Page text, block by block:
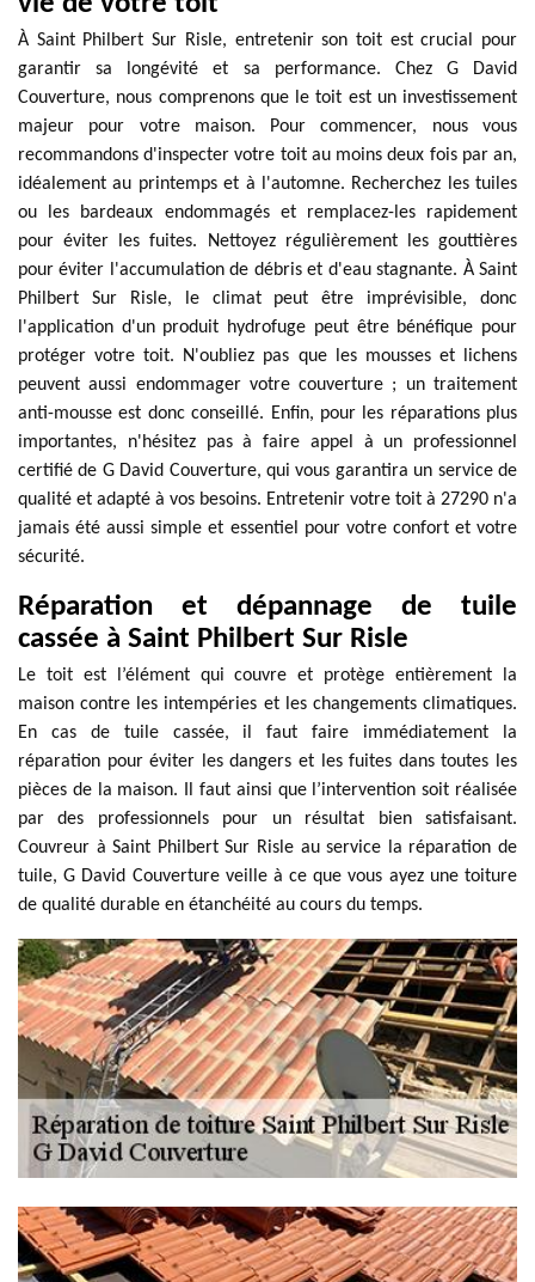
À Saint Philbert Sur Risle, entretenir son toit est crucial pour
garantir sa longévité et sa performance. Chez G David
Couverture, nous comprenons que le toit est un investissement
majeur pour votre maison. Pour commencer, nous vous
recommandons d'inspecter votre toit au moins deux fois par an,
idéalement au printemps et à l'automne. Recherchez les tuiles
ou les bardeaux endommagés et remplacez-les rapidement
pour éviter les fuites. Nettoyez régulièrement les gouttières
pour éviter l'accumulation de débris et d'eau stagnante. À Saint
Philbert Sur Risle, le climat peut être imprévisible, donc
l'application d'un produit hydrofuge peut être bénéfique pour
protéger votre toit. N'oubliez pas que les mousses et lichens
peuvent aussi endommager votre couverture ; un traitement
anti-mousse est donc conseillé. Enfin, pour les réparations plus
importantes, n'hésitez pas à faire appel à un professionnel
certifié de G David Couverture, qui vous garantira un service de
qualité et adapté à vos besoins. Entretenir votre toit à 27290 n'a
jamais été aussi simple et essentiel pour votre confort et votre
sécurité.
Réparation et dépannage de tuile
cassée à Saint Philbert Sur Risle
Le toit est l’élément qui couvre et protège entièrement la
maison contre les intempéries et les changements climatiques.
En cas de tuile cassée, il faut faire immédiatement la
réparation pour éviter les dangers et les fuites dans toutes les
pièces de la maison. Il faut ainsi que l’intervention soit réalisée
par des professionnels pour un résultat bien satisfaisant.
Couvreur à Saint Philbert Sur Risle au service la réparation de
tuile, G David Couverture veille à ce que vous ayez une toiture
de qualité durable en étanchéité au cours du temps.